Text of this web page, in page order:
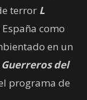
terror L
como
en un
Guerreros del
programa de